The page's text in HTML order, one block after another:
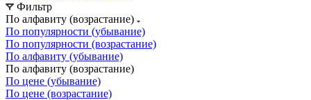
Фильтр
По алфавиту (возрастание)
По популярности (убывание)
По популярности (возрастание)
По алфавиту (убывание)
По алфавиту (возрастание)
По цене (убывание)
По цене (возрастание)